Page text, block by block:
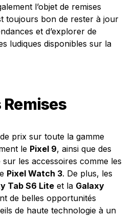
l’objet de remises
toujours bon de rester à jour
et d’explorer de
ludiques disponibles sur la
prix sur toute la gamme
le Pixel 9, ainsi que des
sur les accessoires comme les
Pixel Watch 3. De plus, les
Tab S6 Lite et la Galaxy
de belles opportunités
de haute technologie à un